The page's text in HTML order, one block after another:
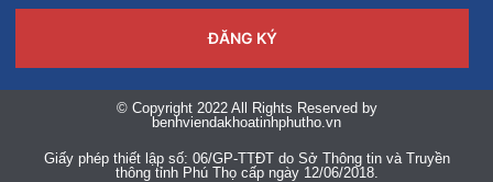
ĐĂNG KÝ
© Copyright 2022 All Rights Reserved by
benhviendakhoatinhphutho.vn
Giấy phép thiết lập số: 06/GP-TTĐT do Sở Thông tin và Truyền
thông tỉnh Phú Thọ cấp ngày 12/06/2018.